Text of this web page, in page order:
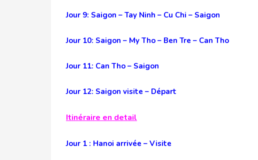
Jour 9: Saigon – Tay Ninh – Cu Chi – Saigon
Jour 10: Saigon – My Tho – Ben Tre – Can Tho
Jour 11: Can Tho – Saigon
Jour 12: Saigon visite – Départ
Itinéraire en detail
Jour 1 : Hanoi arrivée – Visite